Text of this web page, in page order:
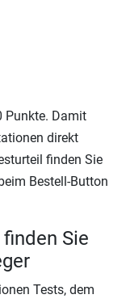
Punkte. Damit
direkt
finden Sie
Bestell-Button
Sie
Tests, dem